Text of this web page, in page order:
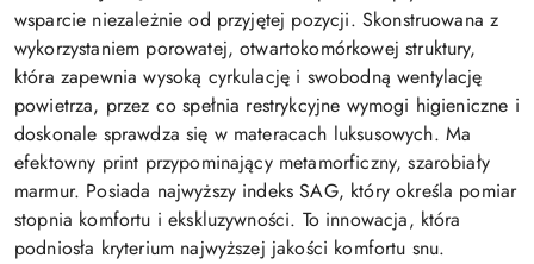
wsparcie niezależnie od przyjętej pozycji. Skonstruowana z
wykorzystaniem porowatej, otwartokomórkowej struktury,
która zapewnia wysoką cyrkulację i swobodną wentylację
powietrza, przez co spełnia restrykcyjne wymogi higieniczne i
doskonale sprawdza się w materacach luksusowych. Ma
efektowny print przypominający metamorficzny, szarobiały
marmur. Posiada najwyższy indeks SAG, który określa pomiar
stopnia komfortu i ekskluzywności. To innowacja, która
podniosła kryterium najwyższej jakości komfortu snu.